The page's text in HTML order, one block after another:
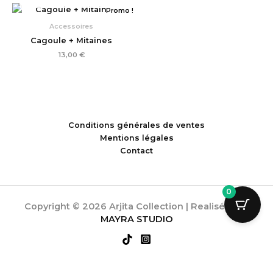
Promo !
Accessoires
Cagoule + Mitaines
13,00 €
Conditions générales de ventes
Mentions légales
Contact
Copyright © 2026 Arjita Collection | Realisée par
MAYRA STUDIO
0